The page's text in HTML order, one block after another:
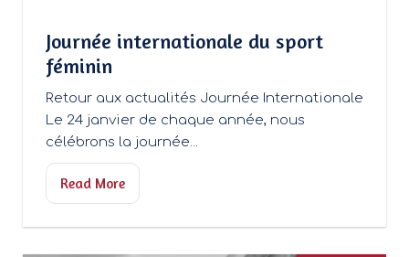
Journée internationale du sport
féminin
Retour aux actualités Journée Internationale
Le 24 janvier de chaque année, nous
célébrons la journée...
Read More